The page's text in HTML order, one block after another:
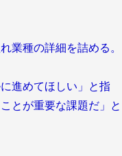
業種の詳細を詰める。
進めてほしい」と指
とが重要な課題だ」と